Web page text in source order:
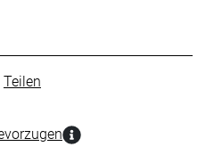
Teilen